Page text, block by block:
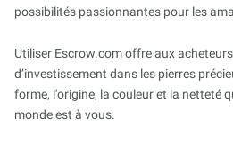
possibilités passionnantes pour les
Utiliser Escrow.com offre aux
d’investissement dans les pierres
forme, l'origine, la couleur et la netteté
monde est à vous.